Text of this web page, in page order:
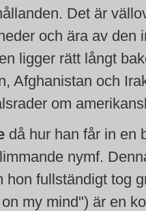
Det är
och ära av den
ligger rätt långt
Afghanistan och
om
då hur han får in en
nymf.
hon fullständigt tog
my mind") är en